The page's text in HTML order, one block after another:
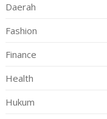
Daerah
Fashion
Finance
Health
Hukum